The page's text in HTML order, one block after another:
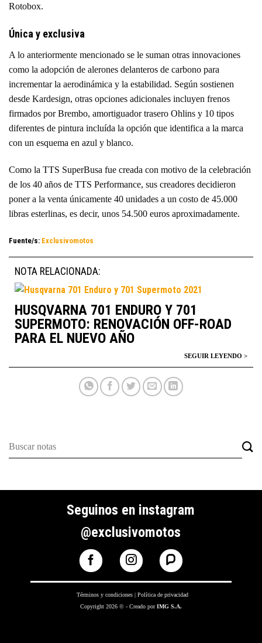
Rotobox.
Única y exclusiva
A lo anteriormente mencionado se le suman otras innovaciones
como la adopción de alerones delanteros de carbono para
incrementar la aerodinámica y la estabilidad. Según sostienen
desde Kardesign, otras opciones adicionales incluyen frenos
firmados por Brembo, amortiguador trasero Ohlins y 10 tipos
diferentes de pintura incluída la opción que identifica a la marca
con un esquema en azul y blanco.
Como la TTS SuperBusa fue creada con motivo de la celebración
de los 40 años de TTS Performance, sus creadores decidieron
poner a la venta únicamente 40 unidades a un costo de 45.000
libras esterlinas, es decir, unos 54.500 euros aproximadamente.
Fuente/s: Exclusivomotos
NOTA RELACIONADA:
HUSQVARNA 701 ENDURO Y 701
SUPERMOTO: RENOVACIÓN OFF-ROAD
PARA EL NUEVO AÑO
Seguinos en instagram
@exclusivomotos
Términos y condiciones |Política de privacidad
Copyright 2026 © - Creado porIMG S.A.